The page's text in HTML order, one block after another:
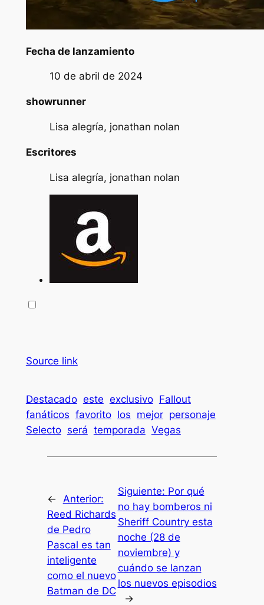
Fecha de lanzamiento
10 de abril de 2024
showrunner
Lisa alegría, jonathan nolan
Escritores
Lisa alegría, jonathan nolan
Source link
Destacado este exclusivo Fallout
fanáticos favorito los mejor personaje
Selecto será temporada Vegas
←
Anterior:
Reed Richards
de Pedro
Pascal es tan
inteligente
como el nuevo
Batman de DC
Siguiente: Por qué
no hay bomberos ni
Sheriff Country esta
noche (28 de
noviembre) y
cuándo se lanzan
los nuevos episodios
→